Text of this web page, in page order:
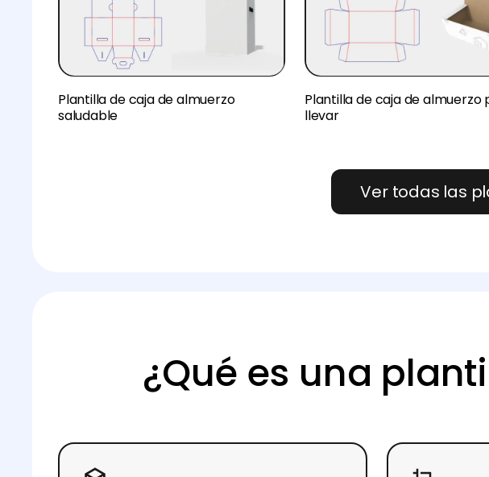
Plantilla de caja de almuerzo
saludable
Plantilla de caja de almuerzo
llevar
Ver todas las
¿Qué es una